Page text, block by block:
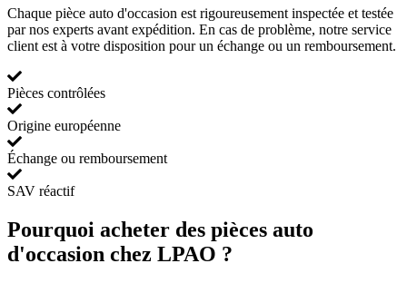
Chaque pièce auto d'occasion est rigoureusement inspectée et testée
par nos experts avant expédition. En cas de problème, notre service
client est à votre disposition pour un échange ou un remboursement.
Pièces contrôlées
Origine européenne
Échange ou remboursement
SAV réactif
Pourquoi acheter des pièces auto
d'occasion chez LPAO ?